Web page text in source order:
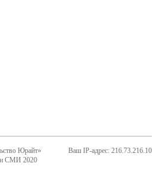
Юрайт»
СМИ 2020
Ваш IP-адрес: 216.73.216.10